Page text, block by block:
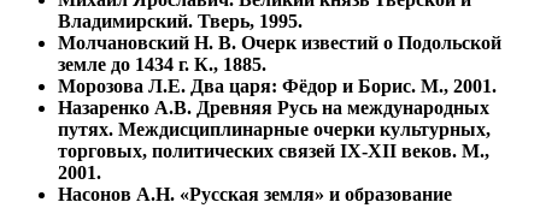
Владимирский. Тверь, 1995.
Молчановский Н. В. Очерк известий о Подольской
земле до 1434 г. К., 1885.
Морозова Л.Е. Два царя: Фёдор и Борис. М., 2001.
Назаренко А.В. Древняя Русь на международных
путях. Междисциплинарные очерки культурных,
торговых, политических связей IX-XII веков. М.,
2001.
Насонов А.Н. «Русская земля» и образование